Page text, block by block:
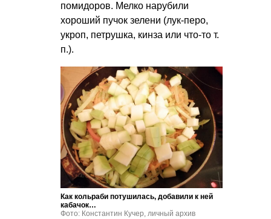
помидоров. Мелко нарубили
хороший пучок зелени (лук-перо,
укроп, петрушка, кинза или что-то т.
п.).
Как кольраби потушилась, добавили к ней
кабачок…
Фото: Константин Кучер, личный архив